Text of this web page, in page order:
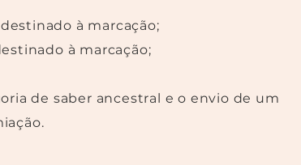
à marcação;
à marcação;
de saber ancestral e o envio de um